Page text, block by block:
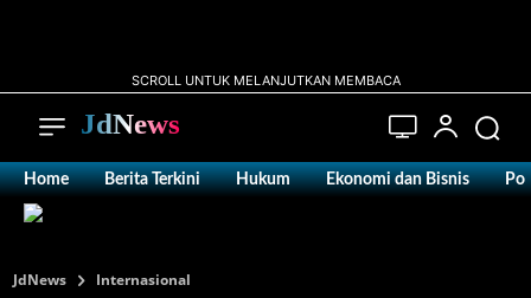
SCROLL UNTUK MELANJUTKAN MEMBACA
JdNews
Home Berita Terkini Hukum Ekonomi dan Bisnis
JdNews Internasional